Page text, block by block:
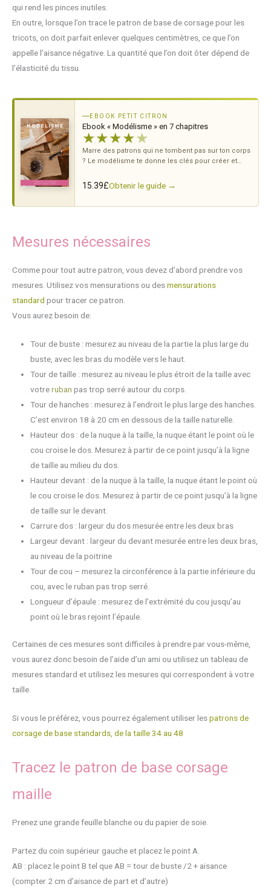
qui rend les pinces inutiles.
En outre, lorsque l’on trace le patron de base de corsage pour les
tricots, on doit parfait enlever quelques centimètres, ce que l’on
appelle l’aisance négative. La quantité que l’on doit ôter dépend de
l’élasticité du tissu.
EBOOK PETIT CITRON
Ebook « Modélisme » en 7 chapitres
★★★★★
Marre des patrons qui ne tombent pas sur ton corps
? Le modélisme te donne les clés pour créer et
15.39£Obtenir le guide →
Mesures nécessaires
Comme pour tout autre patron, vous devez d’abord prendre vos
mesures. Utilisez vos mensurations ou desmensurations
standard pour tracer ce patron.
Vous aurez besoin de:
Tour de buste : mesurez au niveau de la partie la plus large du
buste, avec les bras du modèle vers le haut.
Tour de taille : mesurez au niveau le plus étroit de la taille avec
votreruban pas trop serré autour du corps.
Tour de hanches : mesurez à l’endroit le plus large des hanches.
C’est environ 18 à 20 cm en dessous de la taille naturelle.
Hauteur dos : de la nuque à la taille, la nuque étant le point où le
cou croise le dos. Mesurez à partir de ce point jusqu’à la ligne
de taille au milieu du dos.
Hauteur devant : de la nuque à la taille, la nuque étant le point où
le cou croise le dos. Mesurez à partir de ce point jusqu’à la ligne
de taille sur le devant.
Carrure dos : largeur du dos mesurée entre les deux bras
Largeur devant : largeur du devant mesurée entre les deux bras,
au niveau de la poitrine
Tour de cou – mesurez la circonférence à la partie inférieure du
cou, avec le ruban pas trop serré.
Longueur d’épaule : mesurez de l’extrémité du cou jusqu’au
point où le bras rejoint l’épaule.
Certaines de ces mesures sont difficiles à prendre par vous-même,
vous aurez donc besoin de l’aide d’un ami ou utilisez un tableau de
mesures standard et utilisez les mesures qui correspondent à votre
taille.
Si vous le préférez, vous pourrez également utiliser lespatrons de
corsage de base standards, de la taille 34 au 48
Tracez le patron de base corsage
maille
Prenez une grande feuille blanche ou du papier de soie.
Partez du coin supérieur gauche et placez le point A.
AB : placez le point B tel que AB = tour de buste /2 + aisance
(compter 2 cm d’aisance de part et d’autre)